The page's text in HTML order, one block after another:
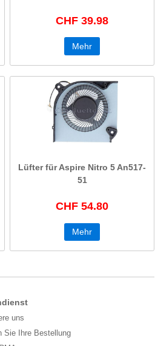
CHF 39.98
Mehr
Lüfter für Aspire Nitro 5 An517-
51
CHF 54.80
Mehr
uns
Sie Ihre Bestellung